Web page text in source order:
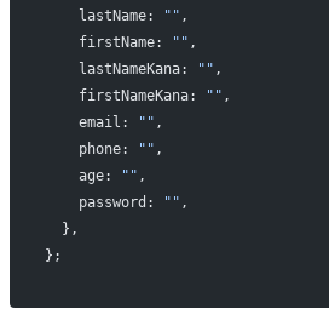
    lastName:
"" ,
    firstName:
"" ,
    lastNameKana:
"" ,
    firstNameKana:
"" ,
    email:
"" ,
    phone:
"" ,
    age:
"" ,
    password:
"" ,
  },
};